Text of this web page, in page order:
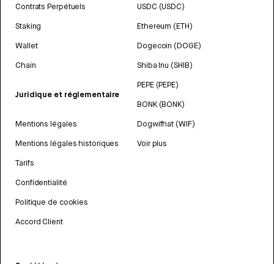
Contrats Perpétuels
Staking
Wallet
Chain
Juridique et réglementaire
Mentions légales
Mentions légales historiques
Tarifs
Confidentialité
Politique de cookies
Accord Client
USDC (USDC)
Ethereum (ETH)
Dogecoin (DOGE)
Shiba Inu (SHIB)
PEPE (PEPE)
BONK (BONK)
Dogwifhat (WIF)
Voir plus